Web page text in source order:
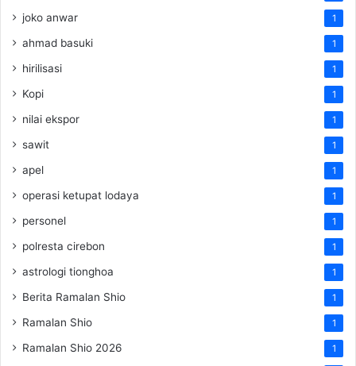
joko anwar 1
ahmad basuki 1
hirilisasi 1
Kopi 1
nilai ekspor 1
sawit 1
apel 1
operasi ketupat lodaya 1
personel 1
polresta cirebon 1
astrologi tionghoa 1
Berita Ramalan Shio 1
Ramalan Shio 1
Ramalan Shio 2026 1